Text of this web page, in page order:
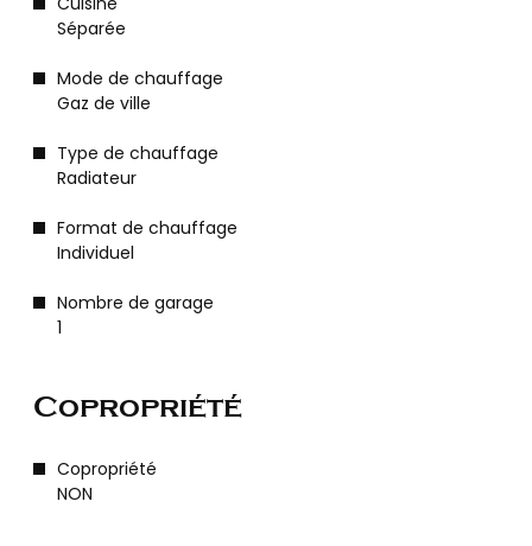
Séparée
Mode de chauffage
Gaz de ville
Type de chauffage
Radiateur
Format de chauffage
Individuel
Nombre de garage
1
Copropriété
Copropriété
NON